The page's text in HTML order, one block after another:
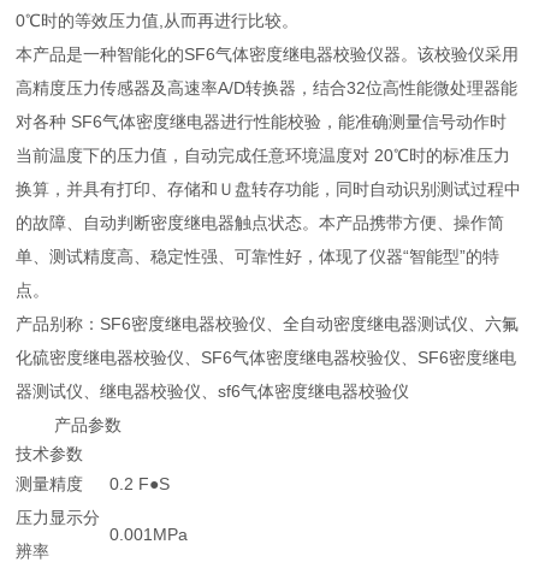
0℃时的等效压力值,从而再进行比较。
本产品是一种智能化的SF6气体密度继电器校验仪器。该校验仪采用
高精度压力传感器及高速率A/D转换器，结合32位高性能微处理器能
对各种 SF6气体密度继电器进行性能校验，能准确测量信号动作时
当前温度下的压力值，自动完成任意环境温度对 20℃时的标准压力
换算，并具有打印、存储和Ｕ盘转存功能，同时自动识别测试过程中
的故障、自动判断密度继电器触点状态。本产品携带方便、操作简
单、测试精度高、稳定性强、可靠性好，体现了仪器“智能型”的特
点。
产品别称：SF6密度继电器校验仪、全自动密度继电器测试仪、六氟
化硫密度继电器校验仪、SF6气体密度继电器校验仪、SF6密度继电
器测试仪、继电器校验仪、sf6气体密度继电器校验仪
产品参数
技术参数
测量精度
0.2 F●S
压力显示分
辨率
0.001MPa